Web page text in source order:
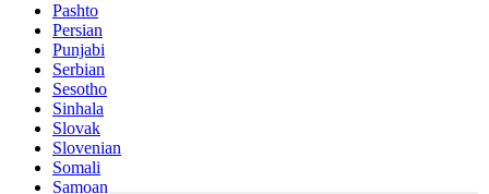
Pashto
Persian
Punjabi
Serbian
Sesotho
Sinhala
Slovak
Slovenian
Somali
Samoan